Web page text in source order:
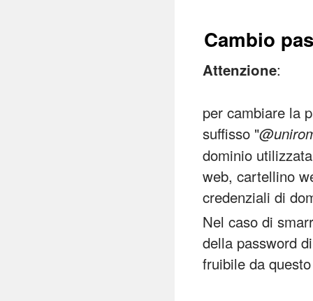
Cambio
Attenzione:
per cambiare la
suffisso "
dominio
web, cartellino
credenziali di
Nel caso di
della password
fruibile da